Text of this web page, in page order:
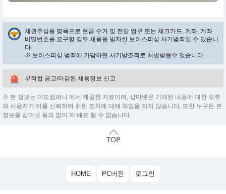
채권추심을 명목으로 현금 수거 및 전달 업무 또는 체크카드, 계좌, 계좌
비밀번호를 요구할 경우 채용을 빙자한 보이스피싱 사기범죄일 수 있습니
다.
※ 보이스피싱 범죄에 가담하면 사기방조죄로 처벌받을수 있습니다.
부적합 공고/마감된 채용정보 신고
※ 본 정보는 미도컴퍼니 에서 제공한 자료이며, 샵마넷은 기재된 내용에 대한 오류
와 사용자가 이를 신뢰하여 취한 조치에 대해 책임을 지지 않습니다. 또한 누구든 본
정보를 샵마넷 동의 없이 재 배포 할 수 없습니다.
HOME PC버전 로그인